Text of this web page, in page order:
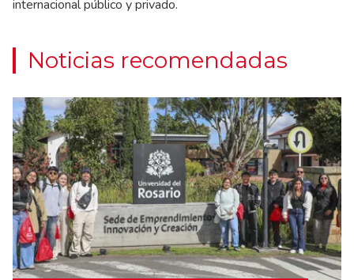
internacional público y privado.
Noticias recomendadas